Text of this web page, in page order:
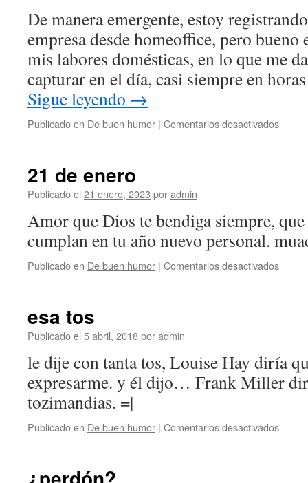
De manera emergente, estoy
empresa desde homeoffice, pero bueno
mis labores domésticas, en lo que me
capturar en el día, casi siempre en
Sigue leyendo →
Publicado en De buen humor | Comentarios desactivadosen
21 de enero
Publicado el 21 enero, 2023 poradmin
Amor que Dios te bendiga siempre, que
cumplan en tu año nuevo personal.
Publicado en De buen humor | Comentarios desactivadosen
esa tos
Publicado el 5 abril, 2018poradmin
le dije con tanta tos, Louise Hay diría
expresarme. y él dijo… Frank Miller
tozimandias. =|
Publicado en De buen humor | Comentarios desactivadosen